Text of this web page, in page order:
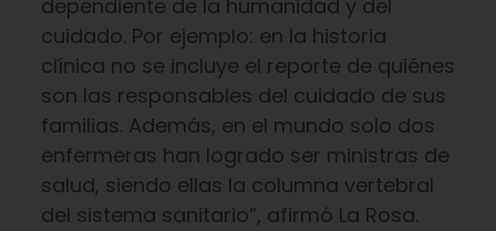
dependiente de la humanidad y del
cuidado. Por ejemplo: en la historia
clínica no se incluye el reporte de quiénes
son las responsables del cuidado de sus
familias. Además, en el mundo solo dos
enfermeras han logrado ser ministras de
salud, siendo ellas la columna vertebral
del sistema sanitario”, afirmó La Rosa.